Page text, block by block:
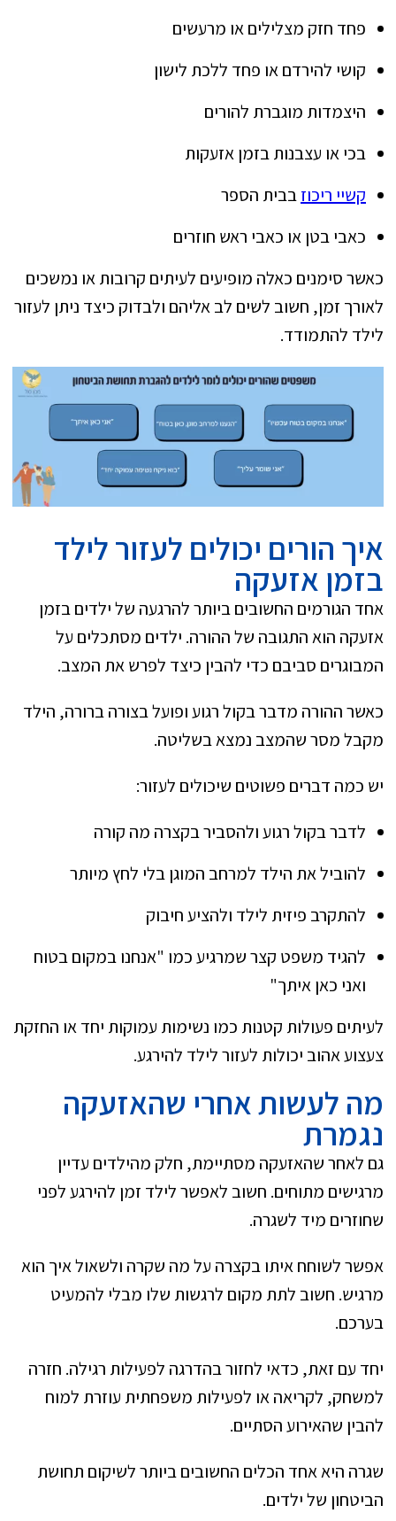
פחד חזק מצלילים או מרעשים
קושי להירדם או פחד ללכת לישון
היצמדות מוגברת להורים
בכי או עצבנות בזמן אזעקות
קשיי ריכוזבבית הספר
כאבי בטן או כאבי ראש חוזרים
כאשר סימנים כאלה מופיעים לעיתים קרובות או נמשכים
לאורך זמן, חשוב לשים לב אליהם ולבדוק כיצד ניתן לעזור
לילד להתמודד.
איך הורים יכולים לעזור לילד
בזמן אזעקה
אחד הגורמים החשובים ביותר להרגעה של ילדים בזמן
אזעקה הוא התגובה של ההורה. ילדים מסתכלים על
המבוגרים סביבם כדי להבין כיצד לפרש את המצב.
כאשר ההורה מדבר בקול רגוע ופועל בצורה ברורה, הילד
מקבל מסר שהמצב נמצא בשליטה.
יש כמה דברים פשוטים שיכולים לעזור:
לדבר בקול רגוע ולהסביר בקצרה מה קורה
להוביל את הילד למרחב המוגן בלי לחץ מיותר
להתקרב פיזית לילד ולהציע חיבוק
להגיד משפט קצר שמרגיע כמו "אנחנו במקום בטוח
ואני כאן איתך"
לעיתים פעולות קטנות כמו נשימות עמוקות יחד או החזקת
צעצוע אהוב יכולות לעזור לילד להירגע.
מה לעשות אחרי שהאזעקה
נגמרת
גם לאחר שהאזעקה מסתיימת, חלק מהילדים עדיין
מרגישים מתוחים. חשוב לאפשר לילד זמן להירגע לפני
שחוזרים מיד לשגרה.
אפשר לשוחח איתו בקצרה על מה שקרה ולשאול איך הוא
מרגיש. חשוב לתת מקום לרגשות שלו מבלי להמעיט
בערכם.
יחד עם זאת, כדאי לחזור בהדרגה לפעילות רגילה. חזרה
למשחק, לקריאה או לפעילות משפחתית עוזרת למוח
להבין שהאירוע הסתיים.
שגרה היא אחד הכלים החשובים ביותר לשיקום תחושת
הביטחון של ילדים.